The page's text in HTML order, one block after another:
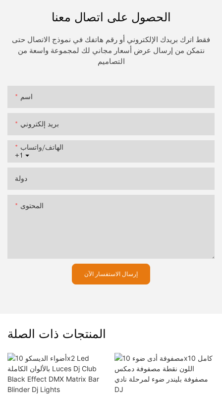
الحصول على اتصال معنا
فقط اترك بريدك الإلكتروني أو رقم هاتفك في نموذج الاتصال حتى
نتمكن من إرسال عرض أسعار مجاني لك لمجموعة واسعة من
التصاميم
اسم
بريد إلكتروني
+1
الهاتف/واتساب
دولة
المحتوى
إرسال الاستفسار الآن
المنتجات ذات الصلة